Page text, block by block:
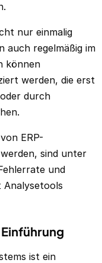
nur einmalig
auch regelmäßig im
können
werden, die erst
durch
ERP-
sind unter
und
Analysetools
ist ein